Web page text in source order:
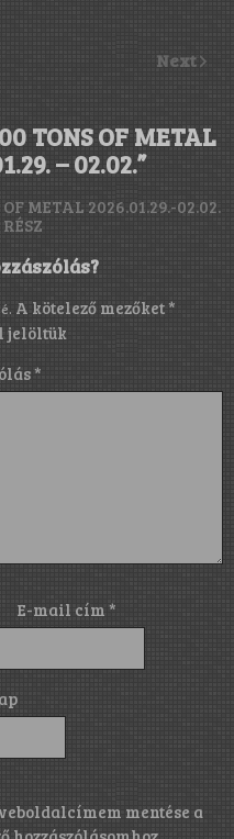
Next
TONS OF METAL
– 02.02.”
METAL 2026.01.29.-02.02.
RÉSZ
A kötelező mezőket *
jelöltük
*
E-mail cím*
mentése a